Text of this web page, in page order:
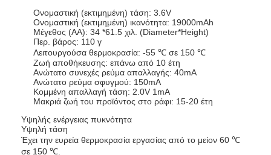
Ονομαστική (εκτιμημένη) τάση: 3.6V
Ονομαστική (εκτιμημένη) ικανότητα: 19000mAh
Μέγεθος (AA): 34 *61.5 χιλ. (Diameter*Height)
Περ. βάρος: 110 γ
Λειτουργούσα θερμοκρασία: -55 ℃ σε 150 ℃
Ζωή αποθήκευσης: επάνω από 10 έτη
Ανώτατο συνεχές ρεύμα απαλλαγής: 40mA
Ανώτατο ρεύμα σφυγμού: 150mA
Κομμένη απαλλαγή τάση: 2.0V 1mA
Μακριά ζωή του προϊόντος στο ράφι: 15-20 έτη
Υψηλής ενέργειας πυκνότητα
Υψηλή τάση
Έχει την ευρεία θερμοκρασία εργασίας από το μείον 60 ℃
σε 150 ℃.